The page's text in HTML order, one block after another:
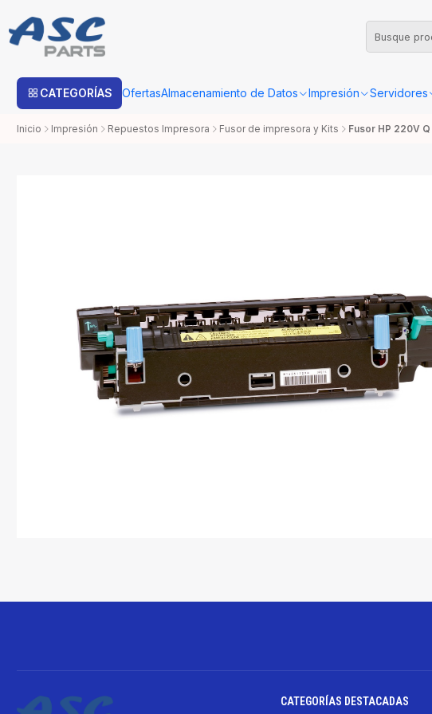
CATEGORÍAS OfertasAlmacenamiento de Datos Impresión Servidores
Estimado cliente: Una vez su compra sea procesada con Boleta o
Inicio Impresión Repuestos Impresora Fusor de impresora y Kits Fusor HP 220V
CATEGORÍAS DESTACADAS